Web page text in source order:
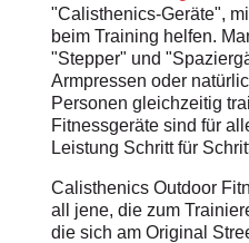
"Calisthenics-Geräte",
beim Training helfen.
"Stepper" und
Armpressen oder
Personen gleichzeitig
Fitnessgeräte sind für
Leistung Schritt für
Calisthenics Outdoor
all jene, die zum
die sich am Original